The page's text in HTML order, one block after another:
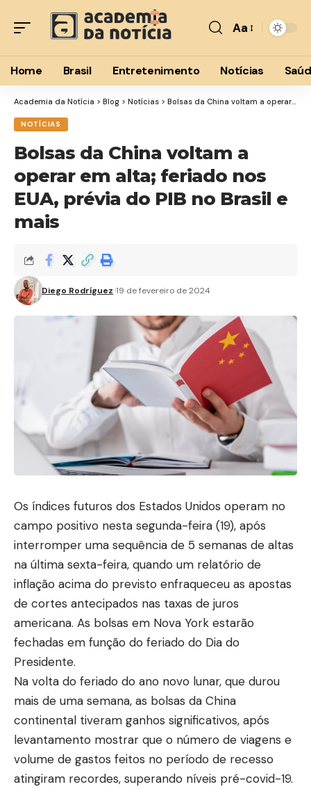
Font
Resizer
Aa
Home Brasil Entretenimento Notícias
Academia da Notícia > Blog > Notícias > Bolsas da China voltam a operar em alta; feriado nos EUA, prévia do PIB no Brasil e mais
NOTÍCIAS
Bolsas da China voltam a
operar em alta; feriado nos
EUA, prévia do PIB no Brasil e
mais
Diego Rodríguez 19 de fevereiro de 2024
Os índices futuros dos Estados Unidos operam no
campo positivo nesta segunda-feira (19), após
interromper uma sequência de 5 semanas de altas
na última sexta-feira, quando um relatório de
inflação acima do previsto enfraqueceu as apostas
de cortes antecipados nas taxas de juros
americana. As bolsas em Nova York estarão
fechadas em função do feriado do Dia do
Presidente.
Na volta do feriado do ano novo lunar, que durou
mais de uma semana, as bolsas da China
continental tiveram ganhos significativos, após
levantamento mostrar que o número de viagens e
volume de gastos feitos no período de recesso
atingiram recordes, superando níveis pré-covid-19.